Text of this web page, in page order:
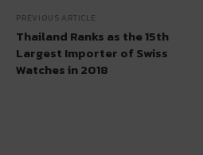
PREVIOUS ARTICLE
Thailand Ranks as the 15th
Largest Importer of Swiss
Watches in 2018